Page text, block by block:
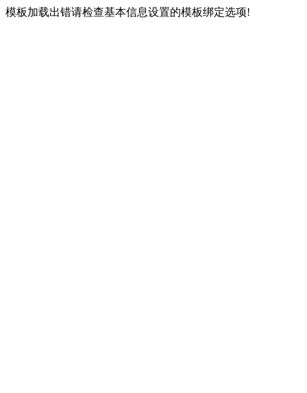
模板加载出错请检查基本信息设置的模板绑定选项!